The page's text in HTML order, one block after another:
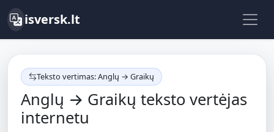
isversk.lt
Teksto vertimas: Anglų → Graikų
Anglų → Graikų teksto vertėjas
internetu